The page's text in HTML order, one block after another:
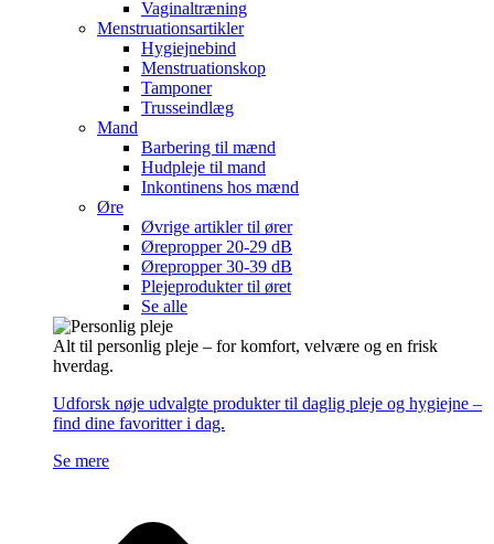
Vaginaltræning
Menstruationsartikler
Hygiejnebind
Menstruationskop
Tamponer
Trusseindlæg
Mand
Barbering til mænd
Hudpleje til mand
Inkontinens hos mænd
Øre
Øvrige artikler til ører
Ørepropper 20-29 dB
Ørepropper 30-39 dB
Plejeprodukter til øret
Se alle
Alt til personlig pleje – for komfort, velvære og en frisk
hverdag.
Udforsk nøje udvalgte produkter til daglig pleje og hygiejne –
find dine favoritter i dag.
Se mere